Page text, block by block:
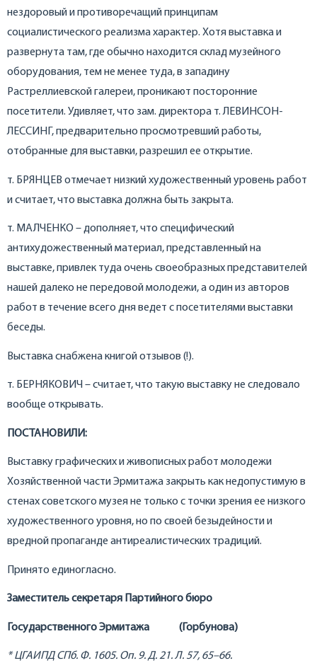
нездоровый и противоречащий принципам
социалистического реализма характер. Хотя выставка и
развернута там, где обычно находится склад музейного
оборудования, тем не менее туда, в западину
Растреллиевской галереи, проникают посторонние
посетители. Удивляет, что зам. директора т. ЛЕВИНСОН-
ЛЕССИНГ, предварительно просмотревший работы,
отобранные для выставки, разрешил ее открытие.
т. БРЯНЦЕВ отмечает низкий художественный уровень работ
и считает, что выставка должна быть закрыта.
т. МАЛЧЕНКО – дополняет, что специфический
антихудожественный материал, представленный на
выставке, привлек туда очень своеобразных представителей
нашей далеко не передовой молодежи, а один из авторов
работ в течение всего дня ведет с посетителями выставки
беседы.
Выставка снабжена книгой отзывов (!).
т. БЕРНЯКОВИЧ – считает, что такую выставку не следовало
вообще открывать.
ПОСТАНОВИЛИ:
Выставку графических и живописных работ молодежи
Хозяйственной части Эрмитажа закрыть как недопустимую в
стенах советского музея не только с точки зрения ее низкого
художественного уровня, но по своей безыдейности и
вредной пропаганде антиреалистических традиций.
Принято единогласно.
Заместитель секретаря Партийного бюро
Государственного Эрмитажа (Горбунова)
* ЦГАИПД СПб. Ф. 1605. Оп. 9. Д. 21. Л. 57, 65–66.